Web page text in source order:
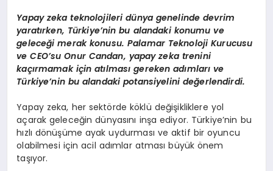
Yapay zeka teknolojileri dünya genelinde devrim
yaratırken, Türkiye’nin bu alandaki konumu ve
geleceği merak konusu. Palamar Teknoloji Kurucusu
ve CEO’su Onur Candan, yapay zeka trenini
kaçırmamak için atılması gereken adımları ve
Türkiye’nin bu alandaki potansiyelini değerlendirdi.
Yapay zeka, her sektörde köklü değişikliklere yol
açarak geleceğin dünyasını inşa ediyor. Türkiye’nin bu
hızlı dönüşüme ayak uydurması ve aktif bir oyuncu
olabilmesi için acil adımlar atması büyük önem
taşıyor.